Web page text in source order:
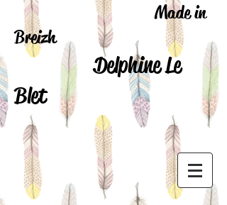
Made in
Breizh
Delphine Le
Blet